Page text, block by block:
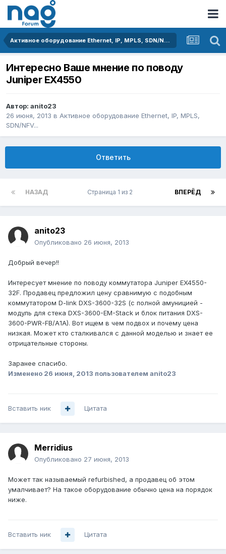
Активное оборудование Ethernet, IP, MPLS, SDN/NFV...
Интересно Ваше мнение по поводу
Juniper EX4550
Автор: anito23
26 июня, 2013 в Активное оборудование Ethernet, IP, MPLS,
SDN/NFV...
Ответить
НАЗАД ВПЕРЁД
Страница 1 из 2
anito23
Опубликовано 26 июня, 2013
Добрый вечер!!
Интересует мнение по поводу коммутатора Juniper EX4550-
32F. Продавец предложил цену сравнимую с подобным
коммутатором D-link DXS-3600-32S (с полной амуницией -
модуль для стека DXS-3600-EM-Stack и блок питания DXS-
3600-PWR-FB/A1A). Вот ищем в чем подвох и почему цена
низкая. Может кто сталкивался с данной моделью и знает ее
отрицательные стороны.
Заранее спасибо.
Изменено 26 июня, 2013 пользователем anito23
Вставить ник Цитата
Merridius
Опубликовано 27 июня, 2013
Может так называемый refurbished, а продавец об этом
умалчивает? На такое оборудование обычно цена на порядок
ниже.
Вставить ник Цитата